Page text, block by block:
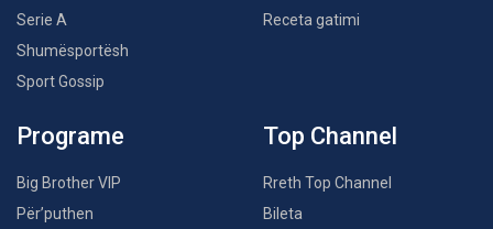
Serie A
Shumësportësh
Sport Gossip
Receta gatimi
Programe
Big Brother VIP
Për’puthen
Top Channel
Rreth Top Channel
Bileta